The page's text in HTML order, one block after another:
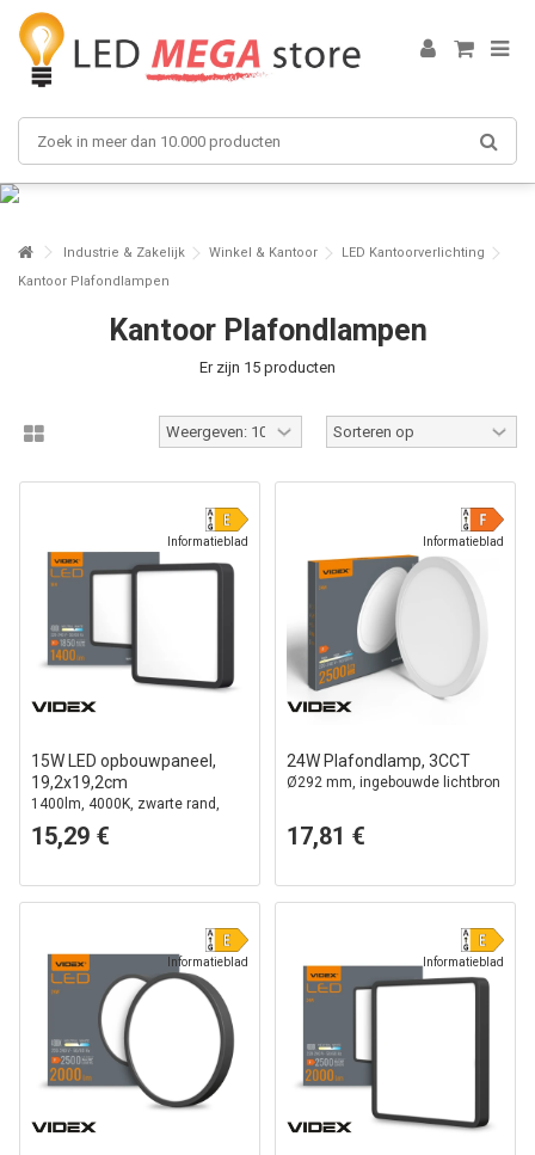
Industrie & Zakelijk Winkel & Kantoor
LED Kantoorverlichting
Kantoor Plafondlampen
Kantoor Plafondlampen
Er zijn 15 producten
Informatieblad
15W LED opbouwpaneel,
19,2x19,2cm
1400lm, 4000K, zwarte rand,
IP20 binnen
15,29 €
Informatieblad
24W Plafondlamp, 3CCT
Ø292 mm, ingebouwde lichtbron
17,81 €
Informatieblad Informatieblad